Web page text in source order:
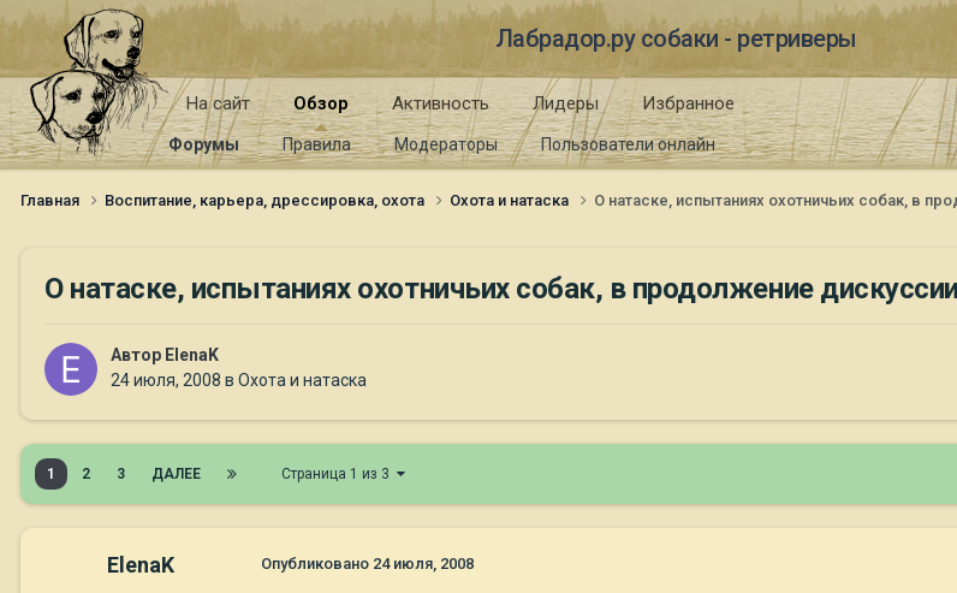
Лабрадор.ру собаки - ретриверы
На сайт Обзор
Форумы Правила Модераторы Пользователи онлайн
Активность Лидеры Избранное
Главная Воспитание, карьера, дрессировка, охота Охота и натаска О натаске, испытаниях охотничьих собак, в
О натаске, испытаниях охотничьих собак, в продолжение дискуссии
Автор ElenaK
24 июля, 2008 в Охота и натаска
1 2 3 ДАЛЕЕ Страница 1 из 3
ElenaK Опубликовано 24 июля, 2008